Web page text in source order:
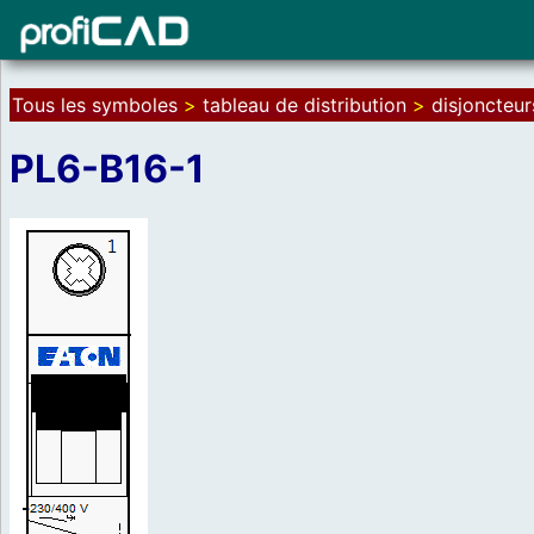
Tous les symboles > tableau de distribution >
PL6-B16-1